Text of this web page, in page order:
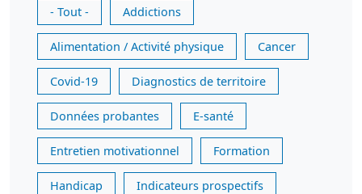
- Tout -
Addictions
Alimentation / Activité physique Cancer
Covid-19 Diagnostics de territoire
Données probantes E-santé
Entretien motivationnel Formation
Handicap Indicateurs prospectifs